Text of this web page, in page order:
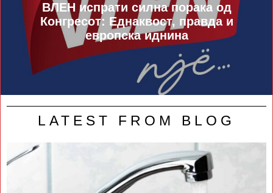
ВЛЕН испрати силна порака од
Конгресот: Еднаквост, правда и
европска иднина
LATEST FROM BLOG